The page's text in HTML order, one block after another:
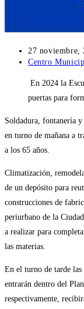
Publicación
de
entrada:
27 noviembre,
Categoría
la
entrada:
Centro
En 2024 la
puertas para
Soldadura, fontanería
en turno de mañana a
a los 65 años.
Climatización,
de un depósito para
construcciones de
periurbano de la
a realizar para
las materias.
En el turno de tarde las
entrarán dentro del
respectivamente,